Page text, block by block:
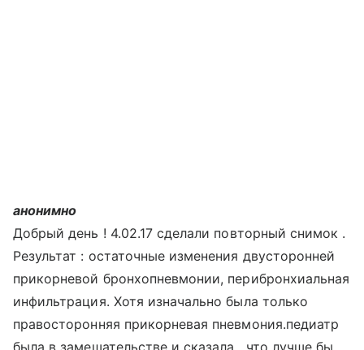
анонимно
Добрый день ! 4.02.17 сделали повторный снимок .
Результат : остаточные изменения двусторонней
прикорневой бронхопневмонии, перибронхиальная
инфильтрация. Хотя изначально была только
правосторонняя прикорневая пневмония.педиатр
была в замешательстве и сказала , что лучше бы